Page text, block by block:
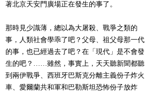
著北京天安門廣場正在發生的事了。
那時見少識薄，總以為大屠殺、戰爭之類的
事，人類社會學乖了吧？父母、祖父母那一代
的事，也已經過去了吧？在「現代」是不會發
生的吧？……雖然，事實上，天天聽新聞都聽
到兩伊戰爭、西班牙巴斯克分離主義份子炸火
車、愛爾蘭共和軍和巴勒斯坦恐怖份子放炸